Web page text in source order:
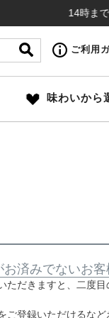
14時までの
ご利用
味わいから
済みでないお客
ただきますと、二度目
ご登録いただけるな